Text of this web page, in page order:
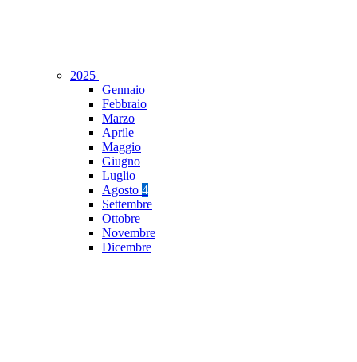
2025
Gennaio
Febbraio
Marzo
Aprile
Maggio
Giugno
Luglio
Agosto 4
Settembre
Ottobre
Novembre
Dicembre